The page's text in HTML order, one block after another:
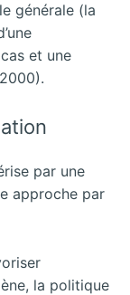
générale (la
et une
par une
approche par
la politique